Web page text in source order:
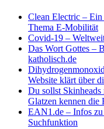
Clean Electric – Ein
Thema E-Mobilität
Covid-19 –
Das Wort Gottes –
katholisch.de
Website klärt über
Du sollst
Glatzen kennen die
EAN1.de – Infos
Suchfunktion